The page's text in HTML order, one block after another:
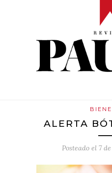
ALERTA
Posteado el 7